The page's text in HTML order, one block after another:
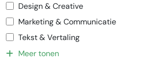
Design & Creative
Marketing & Communicatie
Tekst & Vertaling
Meer tonen